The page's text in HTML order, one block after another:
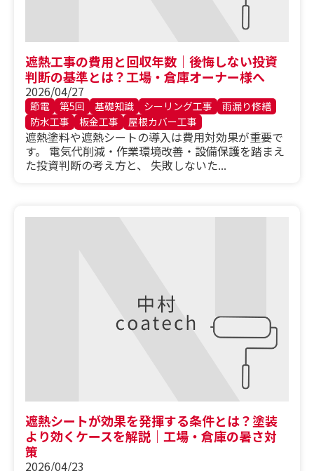
遮熱工事の費用と回収年数｜後悔しない投資
判断の基準とは？工場・倉庫オーナー様へ
2026/04/27
節電 第5回 基礎知識 シーリング工事
雨漏り修繕
防水工事
板金工事 屋根カバー工事
遮熱塗料や遮熱シートの導入は費用対効果が重要で
す。 電気代削減・作業環境改善・設備保護を踏まえ
た投資判断の考え方と、 失敗しないた...
遮熱シートが効果を発揮する条件とは？塗装
より効くケースを解説｜工場・倉庫の暑さ対
策
2026/04/23